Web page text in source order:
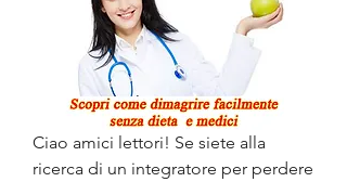
Ciao amici lettori! Se siete alla
ricerca di un integratore per perdere